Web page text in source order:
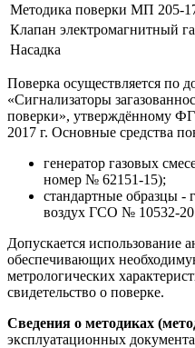
Методика поверки МП 205-
Клапан электромагнитный
Насадка
Поверка осуществляется по
«Сигнализаторы
поверки», утверждённому
2017 г. Основные средства
генератор газовых
номер № 62151-15);
стандартные образцы -
воздух ГСО № 10532-
Допускается использование
обеспечивающих
метрологических
свидетельство о поверке.
Сведения о методиках
эксплуатационных